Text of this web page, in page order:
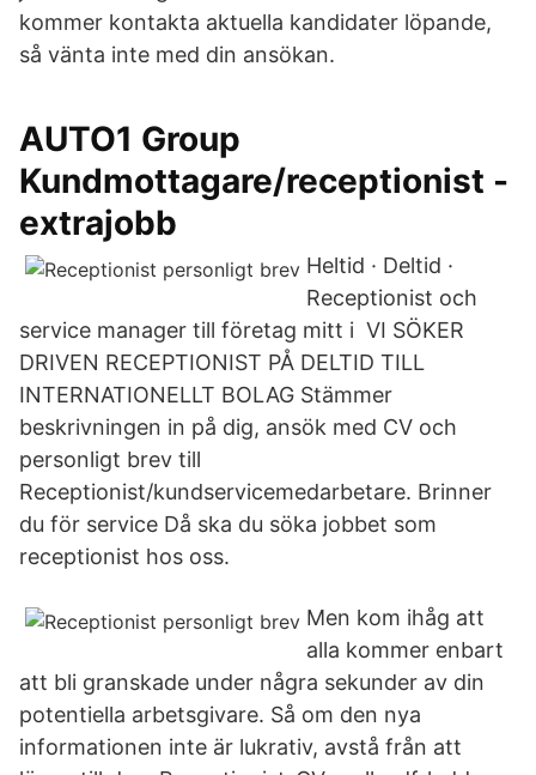
kommer kontakta aktuella kandidater löpande,
så vänta inte med din ansökan.
AUTO1 Group
Kundmottagare/receptionist -
extrajobb
Heltid · Deltid ·
Receptionist och
service manager till företag mitt i VI SÖKER
DRIVEN RECEPTIONIST PÅ DELTID TILL
INTERNATIONELLT BOLAG Stämmer
beskrivningen in på dig, ansök med CV och
personligt brev till
Receptionist/kundservicemedarbetare. Brinner
du för service Då ska du söka jobbet som
receptionist hos oss.
Men kom ihåg att
alla kommer enbart
att bli granskade under några sekunder av din
potentiella arbetsgivare. Så om den nya
informationen inte är lukrativ, avstå från att